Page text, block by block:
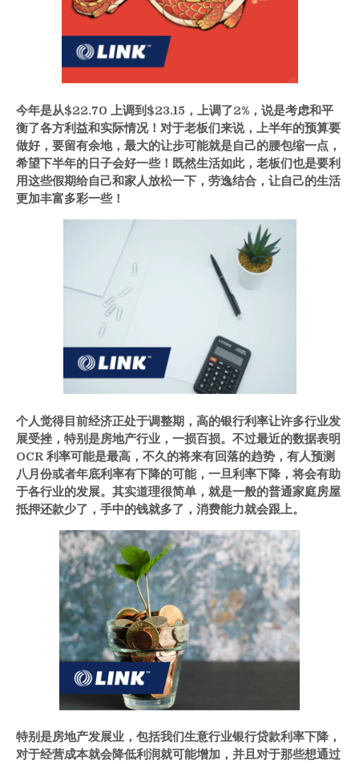
今年是从$22.70 上调到 $23.15 ，上调了2% ，说是考虑和平
衡了各方利益和实际情况！对于老板们来说，上半年的预算要
做好，要留有余地，最大的让步可能就是自己的腰包缩一点，
希望下半年的日子会好一些！既然生活如此，老板们也是要利
用这些假期给自己和家人放松一下，劳逸结合，让自己的生活
更加丰富多彩一些！
个人觉得目前经济正处于调整期，高的银行利率让许多行业发
展受挫，特别是房地产行业，一损百损。不过最近的数据表明
OCR 利率可能是最高，不久的将来有回落的趋势，有人预测
八月份或者年底利率有下降的可能，一旦利率下降，将会有助
于各行业的发展。其实道理很简单，就是一般的普通家庭房屋
抵押还款少了，手中的钱就多了，消费能力就会跟上。
特别是房地产发展业，包括我们生意行业银行贷款利率下降，
对于经营成本就会降低利润就可能增加，并且对于那些想通过